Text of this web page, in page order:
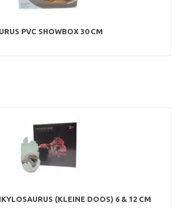
PVC SHOWBOX 30 CM
(KLEINE DOOS) 6 & 12 CM